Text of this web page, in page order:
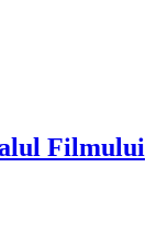
Filmului